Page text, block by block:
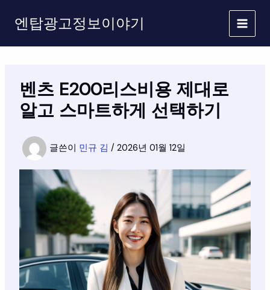
로
엔탑광고정보이야기
벤츠 E200리스비용 제대로
알고 스마트하게 선택하기
글쓴이 민규 김 / 2026년 01월 12일